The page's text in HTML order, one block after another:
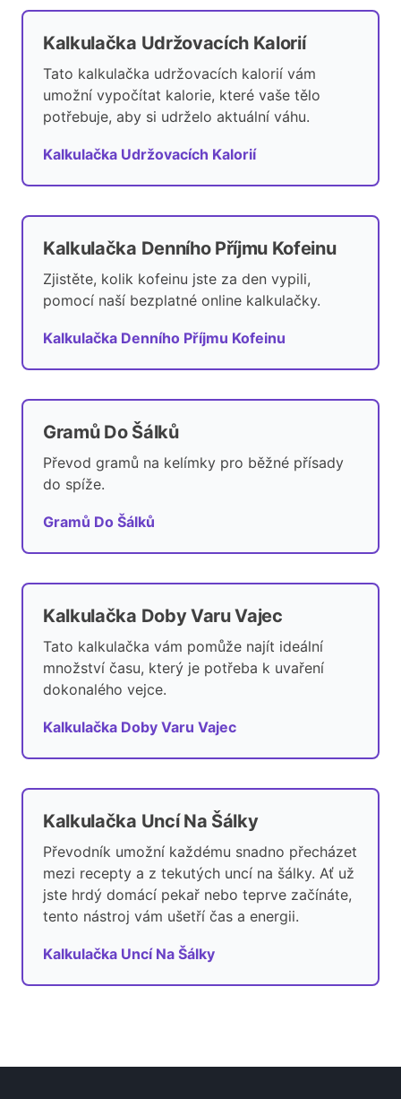
Kalkulačka Udržovacích Kalorií
Tato kalkulačka udržovacích kalorií vám
umožní vypočítat kalorie, které vaše tělo
potřebuje, aby si udrželo aktuální váhu.
Kalkulačka Udržovacích Kalorií
Kalkulačka Denního Příjmu Kofeinu
Zjistěte, kolik kofeinu jste za den vypili,
pomocí naší bezplatné online kalkulačky.
Kalkulačka Denního Příjmu Kofeinu
Gramů Do Šálků
Převod gramů na kelímky pro běžné přísady
do spíže.
Gramů Do Šálků
Kalkulačka Doby Varu Vajec
Tato kalkulačka vám pomůže najít ideální
množství času, který je potřeba k uvaření
dokonalého vejce.
Kalkulačka Doby Varu Vajec
Kalkulačka Uncí Na Šálky
Převodník umožní každému snadno přecházet
mezi recepty a z tekutých uncí na šálky. Ať už
jste hrdý domácí pekař nebo teprve začínáte,
tento nástroj vám ušetří čas a energii.
Kalkulačka Uncí Na Šálky